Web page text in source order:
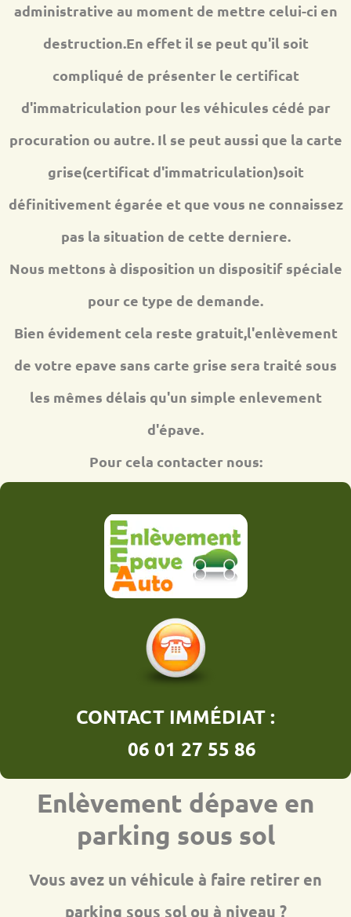
administrative au moment de mettre celui-ci en
destruction.En effet il se peut qu'il soit
compliqué de présenter le certificat
d'immatriculation pour les véhicules cédé par
procuration ou autre. Il se peut aussi que la carte
grise(certificat d'immatriculation)soit
définitivement égarée et que vous ne connaissez
pas la situation de cette derniere.
Nous mettons à disposition un dispositif spéciale
pour ce type de demande.
Bien évidement cela reste gratuit,l'enlèvement
de votre epave sans carte grise sera traité sous
les mêmes délais qu'un simple enlevement
d'épave.
Pour cela contacter nous:
CONTACT IMMÉDIAT :
06 01 27 55 86
Enlèvement dépave en
parking sous sol
Vous avez un véhicule à faire retirer en
parking sous sol ou à niveau ?